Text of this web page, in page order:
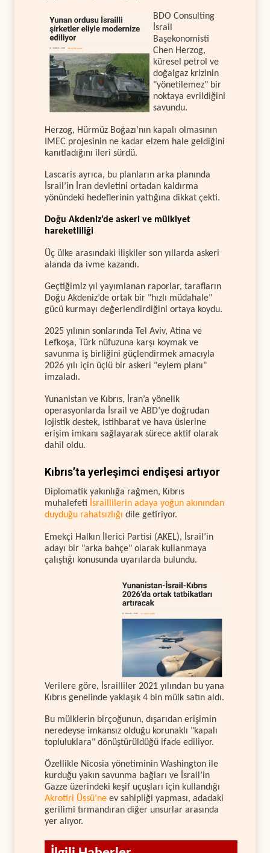
BDO Consulting
İsrail
Başekonomisti
Chen Herzog,
küresel petrol ve
doğalgaz krizinin
"yönetilemez" bir
noktaya evrildiğini
savundu.
Herzog, Hürmüz Boğazı’nın kapalı olmasının
IMEC projesinin ne kadar elzem hale geldiğini
kanıtladığını ileri sürdü.
Lascaris ayrıca, bu planların arka planında
İsrail’in İran devletini ortadan kaldırma
yönündeki hedeflerinin yattığına dikkat çekti.
Doğu Akdeniz’de askeri ve mülkiyet
hareketliliği
Üç ülke arasındaki ilişkiler son yıllarda askeri
alanda da ivme kazandı.
Geçtiğimiz yıl yayımlanan raporlar, tarafların
Doğu Akdeniz’de ortak bir "hızlı müdahale"
gücü kurmayı değerlendirdiğini ortaya koydu.
2025 yılının sonlarında Tel Aviv, Atina ve
Lefkoşa, Türk nüfuzuna karşı koymak ve
savunma iş birliğini güçlendirmek amacıyla
2026 yılı için üçlü bir askeri "eylem planı"
imzaladı.
Yunanistan ve Kıbrıs, İran’a yönelik
operasyonlarda İsrail ve ABD’ye doğrudan
lojistik destek, istihbarat ve hava üslerine
erişim imkanı sağlayarak sürece aktif olarak
dahil oldu.
Kıbrıs’ta yerleşimci endişesi artıyor
Diplomatik yakınlığa rağmen, Kıbrıs
muhalefeti İsraillilerin adaya yoğun akınından
duyduğu rahatsızlığı dile getiriyor.
Emekçi Halkın İlerici Partisi (AKEL), İsrail’in
adayı bir "arka bahçe" olarak kullanmaya
çalıştığı konusunda uyarılarda bulundu.
Verilere göre, İsrailliler 2021 yılından bu yana
Kıbrıs genelinde yaklaşık 4 bin mülk satın aldı.
Bu mülklerin birçoğunun, dışarıdan erişimin
neredeyse imkansız olduğu korunaklı "kapalı
topluluklara" dönüştürüldüğü ifade ediliyor.
Özellikle Nicosia yönetiminin Washington ile
kurduğu yakın savunma bağları ve İsrail’in
Gazze üzerindeki keşif uçuşları için kullandığı
Akrotiri Üssü’ne ev sahipliği yapması, adadaki
gerilimi tırmandıran diğer unsurlar arasında
yer alıyor.